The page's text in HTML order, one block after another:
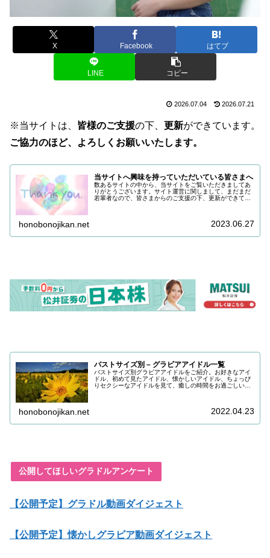
X Facebook はてブ
LINE コピー
2026.07.04 2026.07.21
※当サイトは、 皆様のご支援の下、 更新ができています。
ご協力のほど、よろしくお願いいたします。
当サイトへ興味を持っていただいている皆さまへ
数あるサイトの中から、当サイトをご覧いただきましてあ
りがとうございます。サイト運営に関しまして、まだまだ
若輩者なので、皆さまからのご支援の下、更新ができてい
honobonojikan.net 2023.06.27
バストサイズ別 – グラビアアイドル一覧
バストサイズ別グラビアアイドルをご紹介。お好きなアイ
ドル、初めて見たアイドル、懐かしいアイドル、ちょっぴ
りセクシーなアイドルを見て、癒しの時間をお過ごしいた
honobonojikan.net 2022.04.23
公開してほしいグラドルアンケート
【公開予定】グラドル動画ダイジェスト
【公開予定】懐かしグラビア動画ダイジェスト